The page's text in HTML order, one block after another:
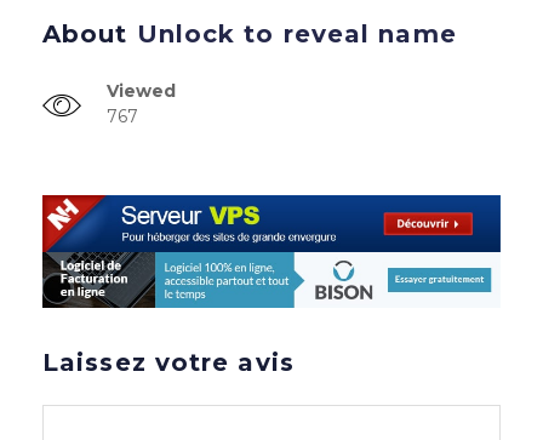
About Unlock to reveal name
Viewed
767
Laissez votre avis